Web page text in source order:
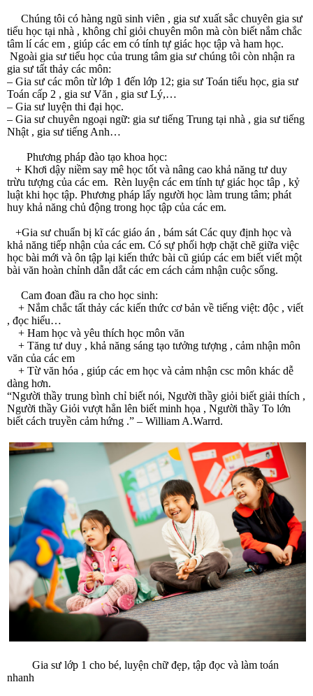
Chúng tôi có hàng ngũ sinh viên , gia sư xuất sắc chuyên gia sư
tiểu học tại nhà , không chỉ giỏi chuyên môn mà còn biết nắm chắc
tâm lí các em , giúp các em có tính tự giác học tập và ham học.
Ngoài gia sư tiểu học của trung tâm gia sư chúng tôi còn nhận ra
gia sư tất thảy các môn:
– Gia sư các môn từ lớp 1 đến lớp 12; gia sư Toán tiểu học, gia sư
Toán cấp 2 , gia sư Văn , gia sư Lý,…
– Gia sư luyện thi đại học.
– Gia sư chuyên ngoại ngữ: gia sư tiếng Trung tại nhà , gia sư tiếng
Nhật , gia sư tiếng Anh…
Phương pháp đào tạo khoa học:
+ Khơi dậy niềm say mê học tốt và nâng cao khả năng tư duy
trừu tượng của các em. Rèn luyện các em tính tự giác học tâp , kỷ
luật khi học tập. Phương pháp lấy người học làm trung tâm; phát
huy khả năng chủ động trong học tập của các em.
+Gia sư chuẩn bị kĩ các giáo án , bám sát Các quy định học và
khả năng tiếp nhận của các em. Có sự phối hợp chặt chẽ giữa việc
học bài mới và ôn tập lại kiến thức bài cũ giúp các em biết viết một
bài văn hoàn chỉnh dẫn dắt các em cách cảm nhận cuộc sống.
Cam đoan đầu ra cho học sinh:
+ Nắm chắc tất thảy các kiến thức cơ bản về tiếng việt: độc , viết
, đọc hiểu…
+ Ham học và yêu thích học môn văn
+ Tăng tư duy , khả năng sáng tạo tưởng tượng , cảm nhận môn
văn của các em
+ Từ văn hóa , giúp các em học và cảm nhận csc môn khác dễ
dàng hơn.
“Người thầy trung bình chỉ biết nói, Người thầy giỏi biết giải thích ,
Người thầy Giỏi vượt hẳn lên biết minh họa , Người thầy To lớn
biết cách truyền cảm hứng .” – William A.Warrd.
Gia sư lớp 1 cho bé, luyện chữ đẹp, tập đọc và làm toán
nhanh